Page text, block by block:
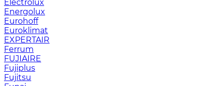
Electrolux
Energolux
Eurohoff
Euroklimat
EXPERTAIR
Ferrum
FUJIAIRE
Fujiplus
Fujitsu